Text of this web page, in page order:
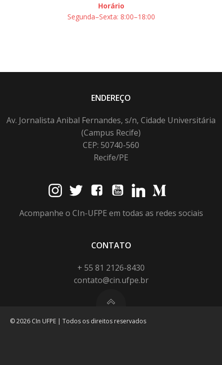
Horário
Segunda–Sexta: 8:00–18:00
ENDEREÇO
Av. Jornalista Anibal Fernandes, s/n, Cidade Universitária
(Campus Recife)
CEP: 50740-560
Recife/PE
Acompanhe o CIn-UFPE em todas as redes sociais
CONTATO
+ 55 81 2126-8430
contato@cin.ufpe.br
© 2026 CIn UFPE | Todos os direitos reservados